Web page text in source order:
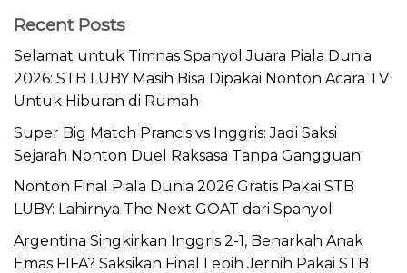
Recent Posts
Selamat untuk Timnas Spanyol Juara Piala Dunia
2026: STB LUBY Masih Bisa Dipakai Nonton Acara TV
Untuk Hiburan di Rumah
Super Big Match Prancis vs Inggris: Jadi Saksi
Sejarah Nonton Duel Raksasa Tanpa Gangguan
Nonton Final Piala Dunia 2026 Gratis Pakai STB
LUBY: Lahirnya The Next GOAT dari Spanyol
Argentina Singkirkan Inggris 2-1, Benarkah Anak
Emas FIFA? Saksikan Final Lebih Jernih Pakai STB